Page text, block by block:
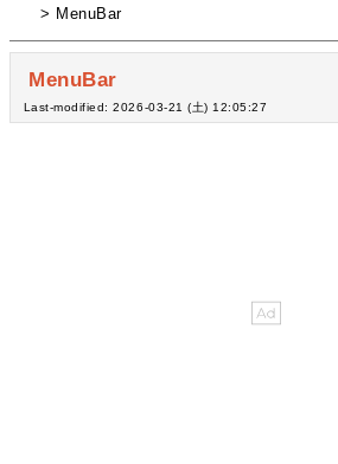
> MenuBar
MenuBar
Last-modified: 2026-03-21 (土) 12:05:27